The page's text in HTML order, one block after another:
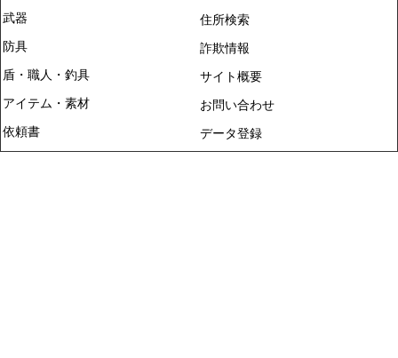
武器
防具
盾・職人・釣具
アイテム・素材
依頼書
住所検索
詐欺情報
サイト概要
お問い合わせ
データ登録